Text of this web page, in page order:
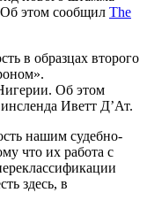
этом сообщил The
в образцах второго
Об этом
Иветт Д’Ат.
нашим судебно-
что их работа с
здесь, в